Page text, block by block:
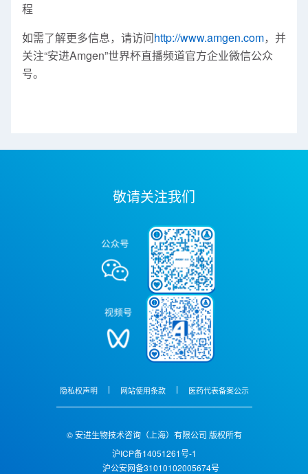
程
如需了解更多信息，请访问http://www.amgen.com，并
关注“安进Amgen”世界杯直播频道官方企业微信公众
号。
隐私权声明 网站使用条款 医药代表备案公示
© 安进生物技术咨询（上海）有限公司 版权所有
沪ICP备14051261号-1
沪公安网备31010102005674号
敬请关注我们